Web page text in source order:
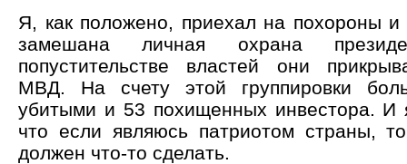
Я, как положено, приехал на похороны и
замешана личная охрана
попустительстве властей они
МВД. На счету этой группировки
убитыми и 53 похищенных инвестора. И
что если являюсь патриотом страны,
должен что-то сделать.